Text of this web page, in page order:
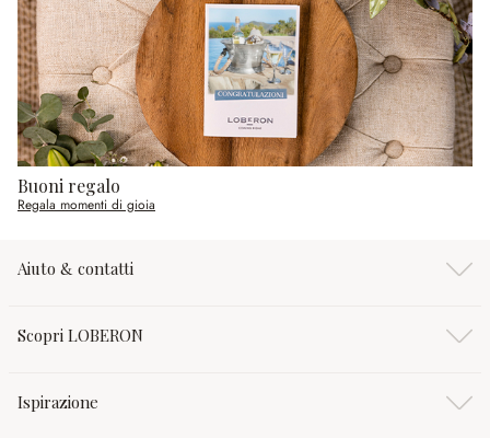
Buoni regalo
Regala momenti di gioia
Aiuto & contatti
Scopri LOBERON
Ispirazione